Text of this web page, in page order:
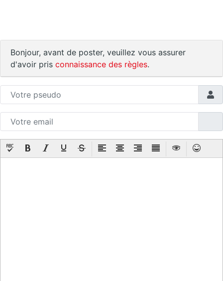
Bonjour, avant de poster, veuillez vous assurer
d'avoir pris connaissance des règles.